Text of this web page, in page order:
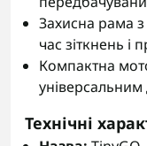
Захисна рама з
час зіткнень і
Компактна
Технічні